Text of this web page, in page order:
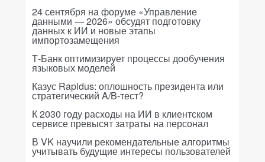
24 сентября на форуме «Управление
данными — 2026» обсудят подготовку
данных к ИИ и новые этапы
импортозамещения
Т-Банк оптимизирует процессы дообучения
языковых моделей
Казус Rapidus: оплошность президента или
стратегический A/B-тест?
К 2030 году расходы на ИИ в клиентском
сервисе превысят затраты на персонал
В VK научили рекомендательные алгоритмы
учитывать будущие интересы пользователей